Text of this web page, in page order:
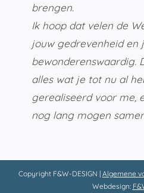
brengen.
Ik hoop dat velen de
jouw gedrevenheid en
bewonderenswaardig.
alles wat je tot nu al
gerealiseerd voor me,
nog lang mogen
Copyright F&W-DESIGN | Algemene
Webdesign: